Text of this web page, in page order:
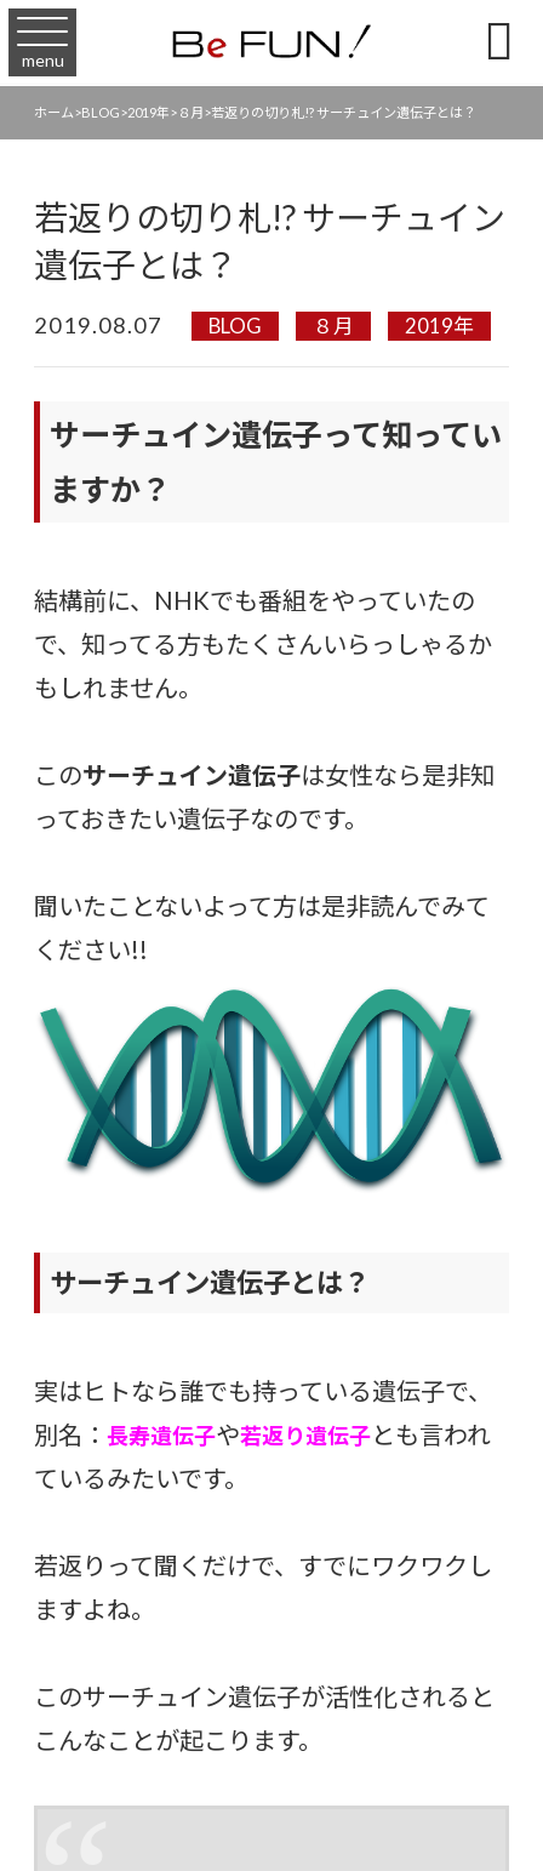
menu 
ホーム >BLOG >2019年 > ８月 >若返りの切り札!? サーチュイン遺伝子とは？
若返りの切り札!? サーチュイン
遺伝子とは？
2019.08.07 BLOG ８月 2019年
サーチュイン遺伝子って知ってい
ますか？
結構前に、NHKでも番組をやっていたの
で、知ってる方もたくさんいらっしゃるか
もしれません。
このサーチュイン遺伝子は女性なら是非知
っておきたい遺伝子なのです。
聞いたことないよって方は是非読んでみて
ください!!
サーチュイン遺伝子とは？
実はヒトなら誰でも持っている遺伝子で、
別名： 長寿遺伝子や若返り遺伝子とも言われ
ているみたいです。
若返りって聞くだけで、すでにワクワクし
ますよね。
このサーチュイン遺伝子が活性化されると
こんなことが起こります。